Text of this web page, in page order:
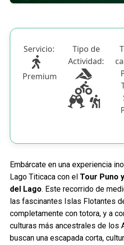
Servicio:
Premium
Tipo de
Actividad:
Embárcate en una experiencia
Lago Titicaca con el Tour Puno
del Lago. Este recorrido de
las fascinantes Islas Flotantes
completamente con totora, y a
culturas más ancestrales de los
buscan una escapada corta,